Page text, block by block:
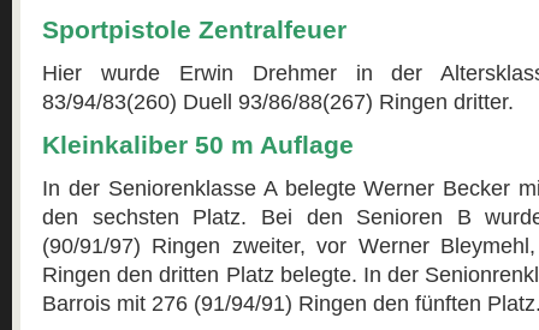
Sportpistole Zentralfeuer
Hier wurde Erwin Drehmer in der
83/94/83(260) Duell 93/86/88(267) Ringen dritter.
Kleinkaliber 50 m Auflage
In der Seniorenklasse A belegte Werner Becker
den sechsten Platz. Bei den Senioren B
(90/91/97) Ringen zweiter, vor Werner
Ringen den dritten Platz belegte. In der
Barrois mit 276 (91/94/91) Ringen den fünften